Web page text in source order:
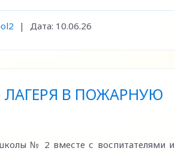
| Дата: 10.06.26
В ПОЖАРНУЮ
№ 2 вместе с воспитателями и